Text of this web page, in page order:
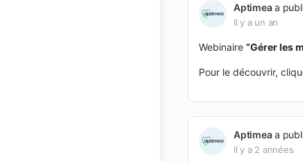
Aptimeaa
Il y a un an
Webinaire “Gérer les
Pour le découvrir,
Aptimeaa
Il y a 2 années